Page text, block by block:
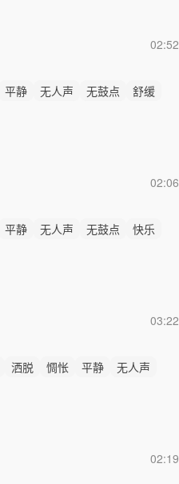
02:52
平静 无人声 无鼓点
舒缓
02:06
平静 无人声 无鼓点
快乐
03:22
洒脱 惆怅 平静
无人声
02:19